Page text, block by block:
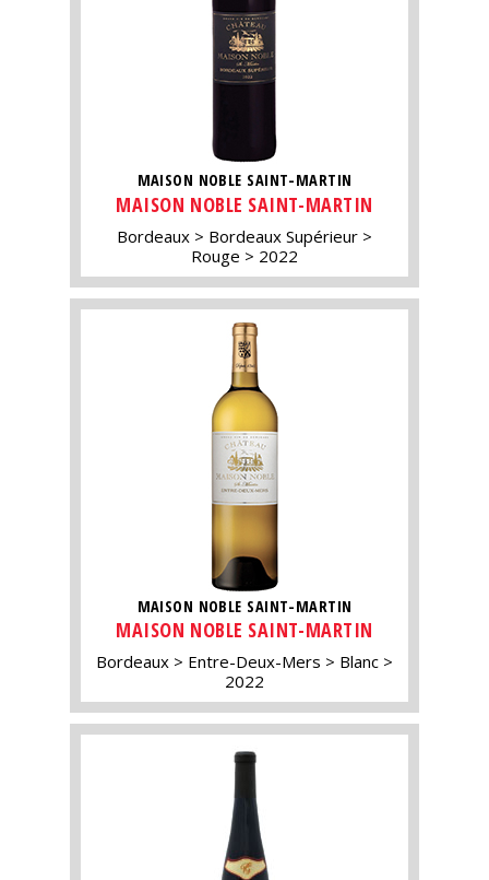
MAISON NOBLE SAINT-MARTIN
MAISON NOBLE SAINT-MARTIN
Bordeaux
Bordeaux Supérieur
Rouge
2022
MAISON NOBLE SAINT-MARTIN
MAISON NOBLE SAINT-MARTIN
Bordeaux Entre-Deux-Mers
Blanc
2022